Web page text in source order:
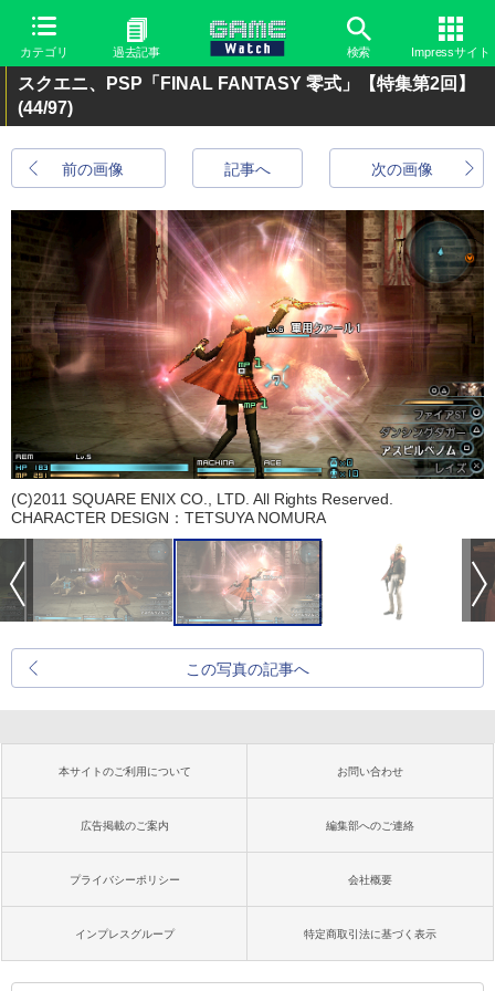
カテゴリ 過去記事 検索 Impressサイト
スクエニ、PSP「FINAL FANTASY 零式」【特集第2回】
(44/97)
前の画像 次の画像
記事へ
(C)2011 SQUARE ENIX CO., LTD. All Rights Reserved.
CHARACTER DESIGN：TETSUYA NOMURA
この写真の記事へ
本サイトのご利用について お問い合わせ
広告掲載のご案内 編集部へのご連絡
プライバシーポリシー 会社概要
インプレスグループ 特定商取引法に基づく表示